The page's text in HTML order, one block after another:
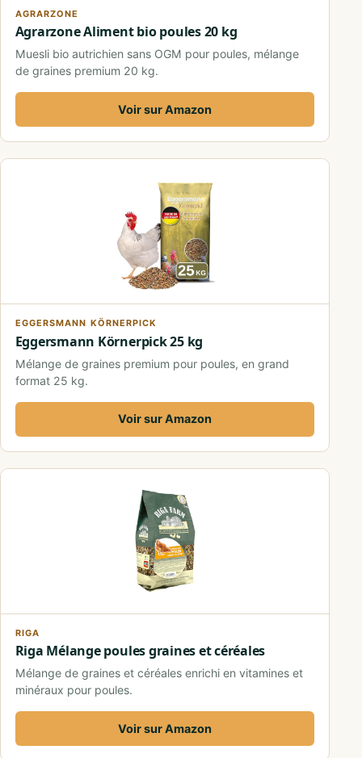
AGRARZONE
Agrarzone Aliment bio poules 20 kg
Muesli bio autrichien sans OGM pour poules, mélange
de graines premium 20 kg.
Voir sur Amazon
EGGERSMANN KÖRNERPICK
Eggersmann Körnerpick 25 kg
Mélange de graines premium pour poules, en grand
format 25 kg.
Voir sur Amazon
RIGA
Riga Mélange poules graines et céréales
Mélange de graines et céréales enrichi en vitamines et
minéraux pour poules.
Voir sur Amazon